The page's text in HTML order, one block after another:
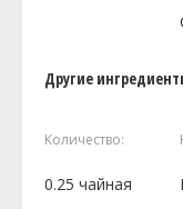
Другие
Количество:
0.25 чайная